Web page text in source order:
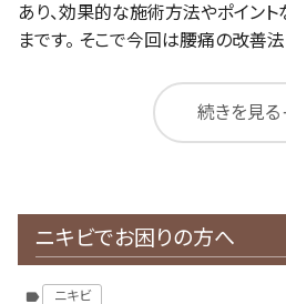
あり、効果的な施術方法やポイン
まです。 そこで今回は腰痛の改善
続きを見る
ニキビでお困りの方へ
label ニキビ